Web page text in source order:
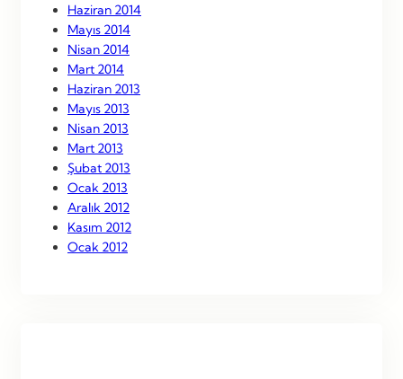
Haziran 2014
Mayıs 2014
Nisan 2014
Mart 2014
Haziran 2013
Mayıs 2013
Nisan 2013
Mart 2013
Şubat 2013
Ocak 2013
Aralık 2012
Kasım 2012
Ocak 2012